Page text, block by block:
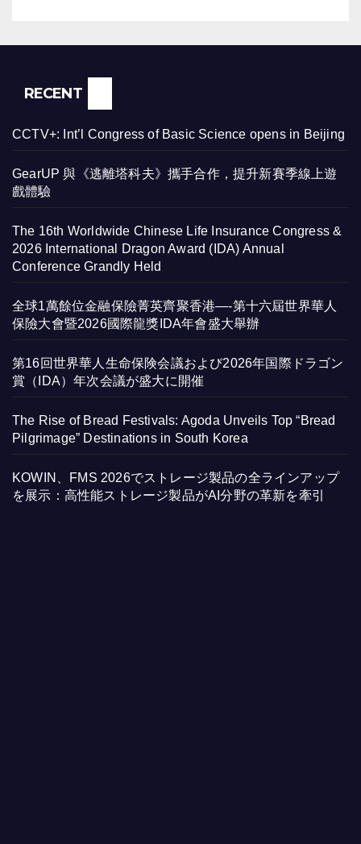
RECENT
CCTV+: Int’l Congress of Basic Science opens in Beijing
GearUP 與《逃離塔科夫》攜手合作，提升新賽季線上遊
戲體驗
The 16th Worldwide Chinese Life Insurance Congress &
2026 International Dragon Award (IDA) Annual
Conference Grandly Held
全球1萬餘位金融保險菁英齊聚香港—-第十六屆世界華人
保險大會暨2026國際龍獎IDA年會盛大舉辦
第16回世界華人生命保険会議および2026年国際ドラゴン
賞（IDA）年次会議が盛大に開催
The Rise of Bread Festivals: Agoda Unveils Top “Bread
Pilgrimage” Destinations in South Korea
KOWIN、FMS 2026でストレージ製品の全ラインアップ
を展示：高性能ストレージ製品がAI分野の革新を牽引